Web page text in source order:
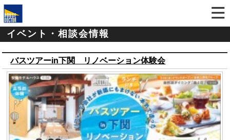
イベント・相談会情報
バスツアーin下関 リノベーション体験会